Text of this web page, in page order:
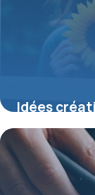
Idées
libérez
9 juillet 2026